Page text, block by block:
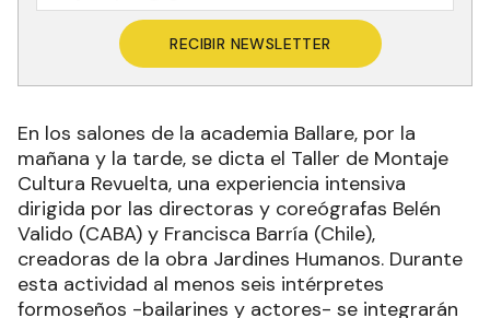
RECIBIR NEWSLETTER
En los salones de la academia Ballare, por la
mañana y la tarde, se dicta el Taller de Montaje
Cultura Revuelta, una experiencia intensiva
dirigida por las directoras y coreógrafas Belén
Valido (CABA) y Francisca Barría (Chile),
creadoras de la obra Jardines Humanos. Durante
esta actividad al menos seis intérpretes
formoseños -bailarines y actores- se integrarán